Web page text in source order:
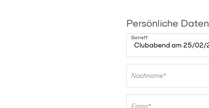
Persönliche Daten
Betreff
Nachname*
Firma*